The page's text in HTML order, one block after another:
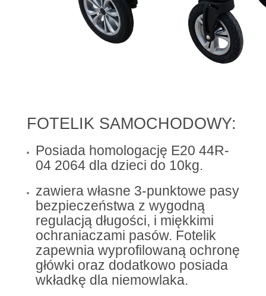
FOTELIK SAMOCHODOWY:
Posiada homologację E20 44R-
04 2064 dla dzieci do 10kg.
zawiera własne 3-punktowe pasy
bezpieczeństwa z wygodną
regulacją długości, i miękkimi
ochraniaczami pasów. Fotelik
zapewnia wyprofilowaną ochronę
główki oraz dodatkowo posiada
wkładkę dla niemowlaka.